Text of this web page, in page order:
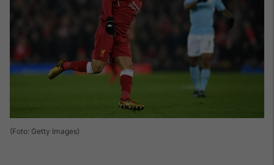
(Foto: Getty Images)